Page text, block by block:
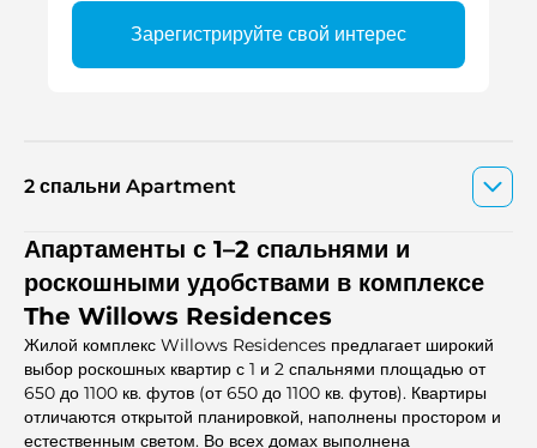
Зарегистрируйте свой интерес
2 спальни Apartment
Апартаменты с 1–2 спальнями и
роскошными удобствами в комплексе
The Willows Residences
Жилой комплекс Willows Residences предлагает широкий
выбор роскошных квартир с 1 и 2 спальнями площадью от
650 до 1100 кв. футов (от 650 до 1100 кв. футов). Квартиры
отличаются открытой планировкой, наполнены простором и
естественным светом. Во всех домах выполнена